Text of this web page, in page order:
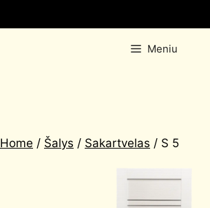
Meniu
Home / Šalys / Sakartvelas / S 5